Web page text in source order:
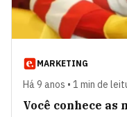
MARKETING
Há 9 anos • 1 min de
Você conhece as